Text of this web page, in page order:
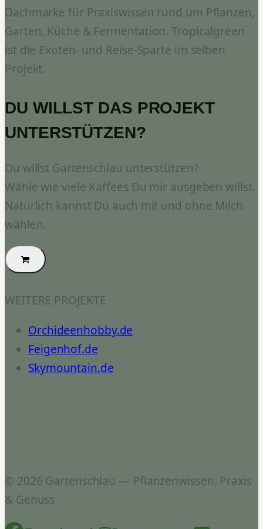
Dachmarke für Praxiswissen rund um Pflanzen,
Garten, Küche & Fermentation. Tropicalgreen
ist die Exoten- und Reise-Sparte im selben
Projekt.
DU WILLST DAS PROJEKT
UNTERSTÜTZEN?
Du willst Gartenschlau unterstützen?
Wähle wie viele Kaffees Du mir ausgeben willst.
Natürlich kannst Du auch mit und ohne Milch
wählen.
WEITERE PROJEKTE
Orchideenhobby.de
Feigenhof.de
Skymountain.de
© 2026 Gartenschlau — Pflanzenwissen, Praxis
& Genuss